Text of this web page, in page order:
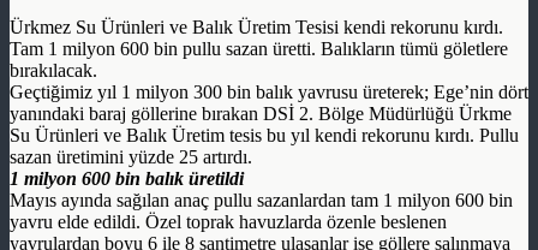
Ürkmez Su Ürünleri ve Balık Üretim Tesisi kendi rekorunu kırdı.
Tam 1 milyon 600 bin pullu sazan üretti. Balıkların tümü göletlere
bırakılacak.
Geçtiğimiz yıl 1 milyon 300 bin balık yavrusu üreterek; Ege’nin dört
yanındaki baraj göllerine bırakan DSİ 2. Bölge Müdürlüğü Ürkme
Su Ürünleri ve Balık Üretim tesis bu yıl kendi rekorunu kırdı. Pullu
sazan üretimini yüzde 25 artırdı.
1 milyon 600 bin balık üretildi
Mayıs ayında sağılan anaç pullu sazanlardan tam 1 milyon 600 bin
yavru elde edildi. Özel toprak havuzlarda özenle beslenen
yavrulardan boyu 6 ile 8 santimetre ulaşanlar ise göllere salınmaya